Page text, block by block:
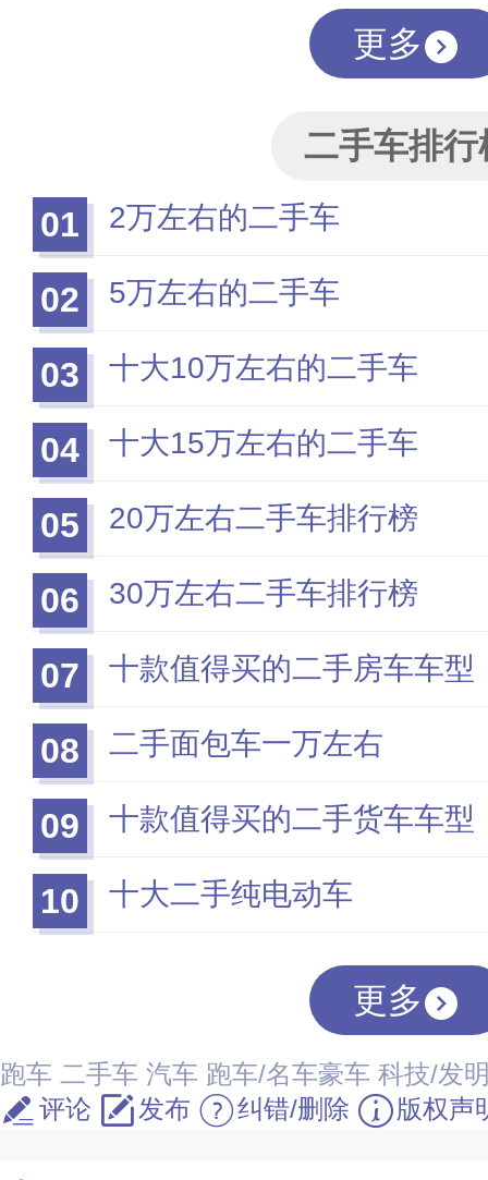
更多
二手车排行
01
2万左右的二手车
02 5万左右的二手车
03 十大10万左右的二手车
04 十大15万左右的二手车
05 20万左右二手车排行榜
06 30万左右二手车排行榜
07 十款值得买的二手房车车型
08 二手面包车一万左右
09 十款值得买的二手货车车型
10 十大二手纯电动车
更多
跑车 二手车 汽车 跑车/名车豪车 科技/发
评论
发布 纠错/删除 版权声